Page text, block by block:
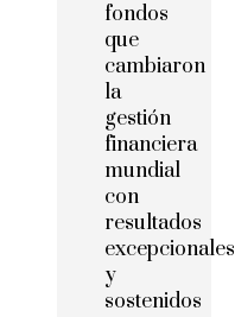
fondos
que
cambiaron
la
gestión
financiera
mundial
con
resultados
excepcionales
y
sostenidos